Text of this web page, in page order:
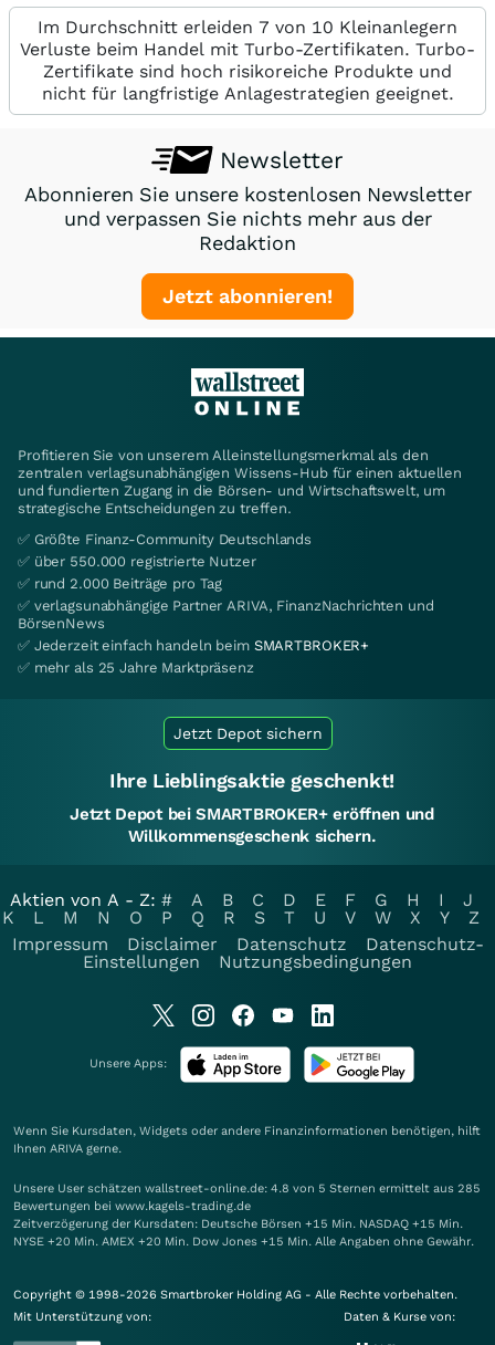
Im Durchschnitt erleiden 7 von 10 Kleinanlegern
Verluste beim Handel mit Turbo-Zertifikaten. Turbo-
Zertifikate sind hoch risikoreiche Produkte und
nicht für langfristige Anlagestrategien geeignet.
Newsletter
Abonnieren Sie unsere kostenlosen Newsletter
und verpassen Sie nichts mehr aus der
Redaktion
Jetzt abonnieren!
Profitieren Sie von unserem Alleinstellungsmerkmal als den
zentralen verlagsunabhängigen Wissens-Hub für einen aktuellen
und fundierten Zugang in die Börsen- und Wirtschaftswelt, um
strategische Entscheidungen zu treffen.
✅ Größte Finanz-Community Deutschlands
✅ über 550.000 registrierte Nutzer
✅ rund 2.000 Beiträge pro Tag
✅ verlagsunabhängige Partner ARIVA, FinanzNachrichten und
BörsenNews
✅ Jederzeit einfach handeln beim SMARTBROKER+
✅ mehr als 25 Jahre Marktpräsenz
Jetzt Depot sichern
Ihre Lieblingsaktie geschenkt!
Jetzt Depot bei SMARTBROKER+ eröffnen und
Willkommensgeschenk sichern.
Aktien von A - Z: # A B C D E F G H I
J
K
L M N O P Q R S T U V W X Y
Z
Impressum
Disclaimer Datenschutz
Datenschutz-
Einstellungen
Nutzungsbedingungen
Unsere Apps:
Wenn Sie Kursdaten, Widgets oder andere Finanzinformationen benötigen, hilft
Ihnen ARIVA gerne.
Unsere User schätzen wallstreet-online.de: 4.8 von 5 Sternen ermittelt aus 285
Bewertungen bei www.kagels-trading.de
Zeitverzögerung der Kursdaten: Deutsche Börsen +15 Min. NASDAQ +15 Min.
NYSE +20 Min. AMEX +20 Min. Dow Jones +15 Min. Alle Angaben ohne Gewähr.
Copyright © 1998-2026 Smartbroker Holding AG - Alle Rechte vorbehalten.
Mit Unterstützung von:
Daten & Kurse von: